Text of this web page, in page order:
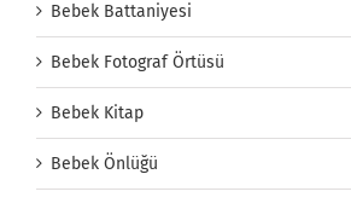
Bebek Battaniyesi
Bebek Fotograf Örtüsü
Bebek Kitap
Bebek Önlüğü